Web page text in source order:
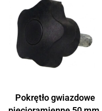
Pokrętło gwiazdowe